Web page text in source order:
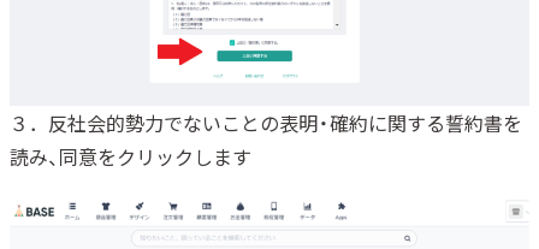
３．反社会的勢力でないことの表明・確約に関する誓約書を
読み、同意をクリックします